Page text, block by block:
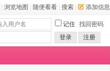
浏览地图 随便看看 搜索 添加信息
记住 找回密码
登录
注册